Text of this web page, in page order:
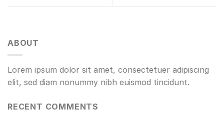
ABOUT
Lorem ipsum dolor sit amet, consectetuer adipiscing
elit, sed diam nonummy nibh euismod tincidunt.
RECENT COMMENTS